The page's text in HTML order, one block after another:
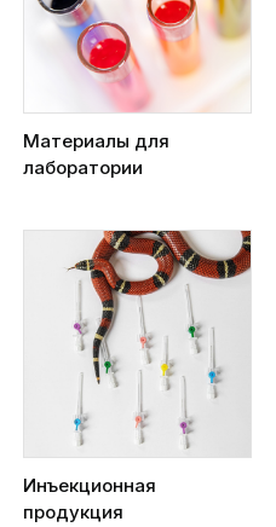
Материалы для
лаборатории
Инъекционная
продукция